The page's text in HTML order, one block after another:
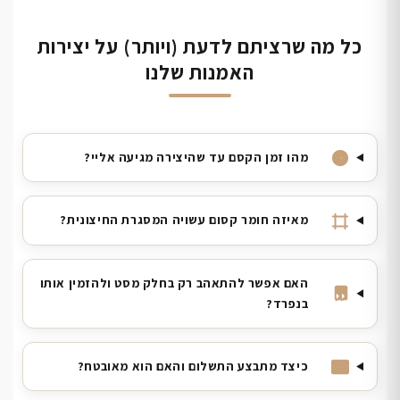
כל מה שרציתם לדעת (ויותר) על יצירות
האמנות שלנו
מהו זמן הקסם עד שהיצירה מגיעה אליי?
מאיזה חומר קסום עשויה המסגרת החיצונית?
האם אפשר להתאהב רק בחלק מסט ולהזמין אותו
בנפרד?
כיצד מתבצע התשלום והאם הוא מאובטח?